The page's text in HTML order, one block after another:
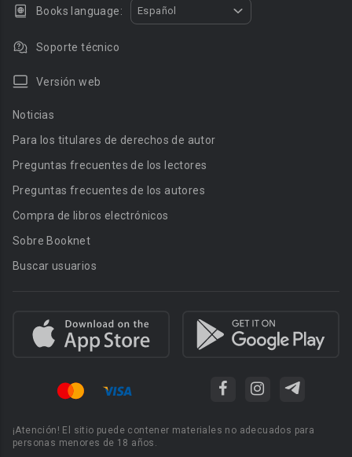
Books language: Español
Soporte técnico
Versión web
Noticias
Para los titulares de derechos de autor
Preguntas frecuentes de los lectores
Preguntas frecuentes de los autores
Compra de libros electrónicos
Sobre Booknet
Buscar usuarios
¡Atención! El sitio puede contener materiales no adecuados para
personas menores de 18 años.